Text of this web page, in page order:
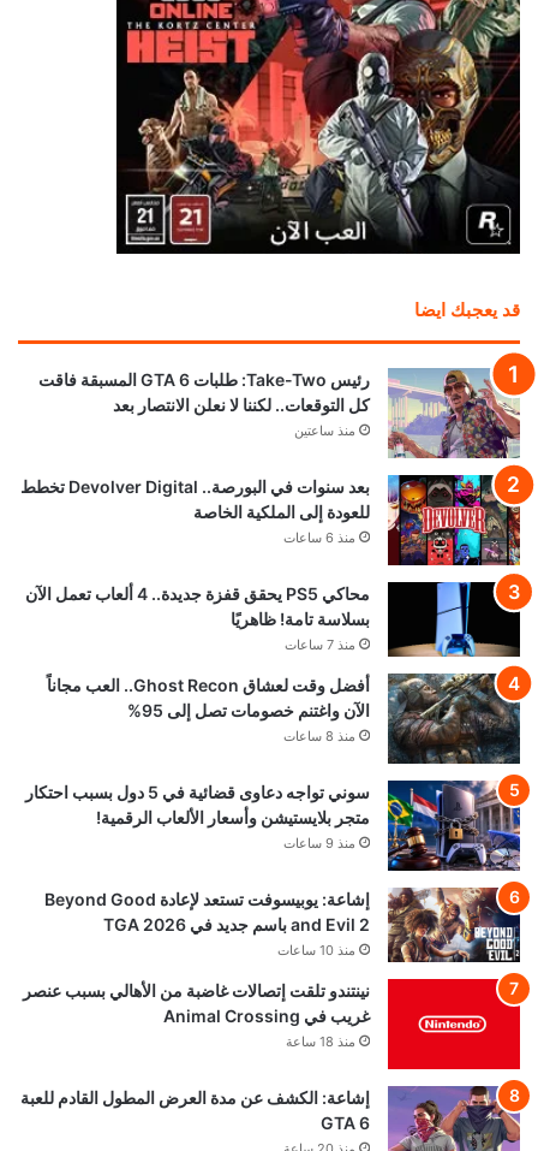
قد يعجبك ايضا
رئيس Take-Two: طلبات GTA 6 المسبقة فاقت
كل التوقعات.. لكننا لا نعلن الانتصار بعد
منذ ساعتين
بعد سنوات في البورصة.. Devolver Digital تخطط
للعودة إلى الملكية الخاصة
منذ 6 ساعات
محاكي PS5 يحقق قفزة جديدة.. 4 ألعاب تعمل الآن
بسلاسة تامة! ظاهريًا
منذ 7 ساعات
أفضل وقت لعشاق Ghost Recon.. العب مجاناً
الآن واغتنم خصومات تصل إلى 95%
منذ 8 ساعات
سوني تواجه دعاوى قضائية في 5 دول بسبب احتكار
متجر بلايستيشن وأسعار الألعاب الرقمية!
منذ 9 ساعات
إشاعة: يوبيسوفت تستعد لإعادة Beyond Good
and Evil 2 باسم جديد في TGA 2026
منذ 10 ساعات
نينتندو تلقت إتصالات غاضبة من الأهالي بسبب عنصر
غريب في Animal Crossing
منذ 18 ساعة
إشاعة: الكشف عن مدة العرض المطول القادم للعبة
GTA 6